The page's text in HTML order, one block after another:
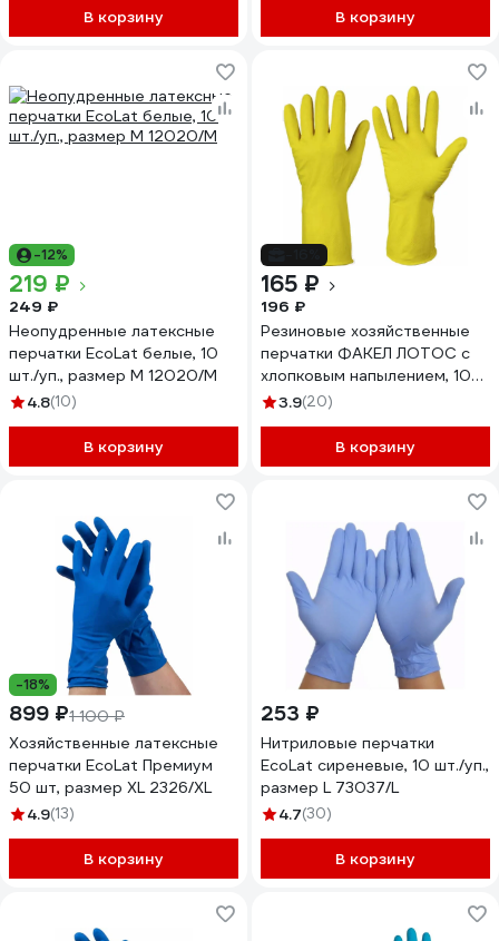
В корзину В корзину
-12%
219 ₽
249 ₽
Неопудренные латексные
перчатки EcoLat белые, 10
шт./уп., размер M 12020/M
4.8(10)
В корзину
165 ₽
196 ₽
Резиновые хозяйственные
перчатки ФАКЕЛ ЛОТОС с
хлопковым напылением, 10XL
50762000.005
3.9(20)
В корзину
-18%
899 ₽1 100 ₽
Хозяйственные латексные
перчатки EcoLat Премиум
50 шт, размер XL 2326/XL
4.9(13)
В корзину
253 ₽
Нитриловые перчатки
EcoLat сиреневые, 10 шт./уп.,
размер L 73037/L
4.7(30)
В корзину